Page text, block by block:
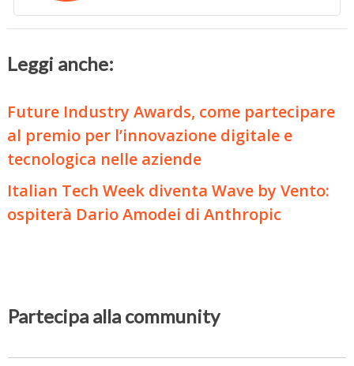
Leggi anche:
Future Industry Awards, come partecipare
al premio per l’innovazione digitale e
tecnologica nelle aziende
Italian Tech Week diventa Wave by Vento:
ospiterà Dario Amodei di Anthropic
Partecipa alla community